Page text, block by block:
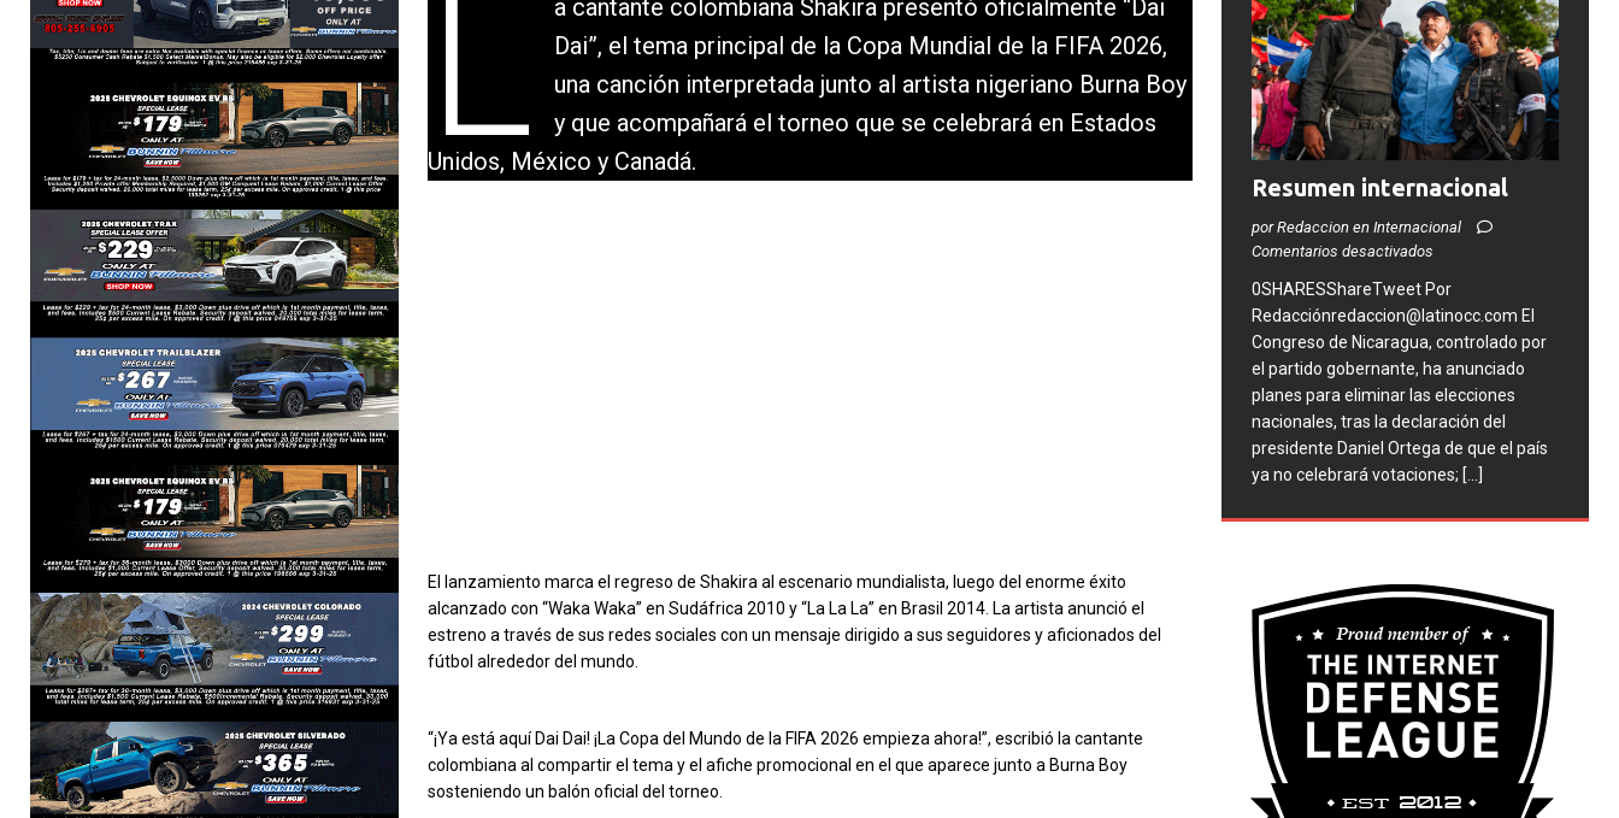
L
a cantante colombiana Shakira presentó oficialmente “Dai
Dai”, el tema principal de la Copa Mundial de la FIFA 2026,
una canción interpretada junto al artista nigeriano Burna Boy
y que acompañará el torneo que se celebrará en Estados
Unidos, México y Canadá.
El lanzamiento marca el regreso de Shakira al escenario mundialista, luego del enorme éxito
alcanzado con “Waka Waka” en Sudáfrica 2010 y “La La La” en Brasil 2014. La artista anunció el
estreno a través de sus redes sociales con un mensaje dirigido a sus seguidores y aficionados del
fútbol alrededor del mundo.
“¡Ya está aquí Dai Dai! ¡La Copa del Mundo de la FIFA 2026 empieza ahora!”, escribió la cantante
colombiana al compartir el tema y el afiche promocional en el que aparece junto a Burna Boy
sosteniendo un balón oficial del torneo.
Resumen internacional
por Redaccion en Internacional
Comentarios desactivados
0SHARESShareTweet Por
Redacciónredaccion@latinocc.com El
Congreso de Nicaragua, controlado por
el partido gobernante, ha anunciado
planes para eliminar las elecciones
nacionales, tras la declaración del
presidente Daniel Ortega de que el país
ya no celebrará votaciones; [...]